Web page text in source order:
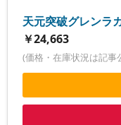
天元突破グレンラ
￥24,663
(価格・在庫状況は記事